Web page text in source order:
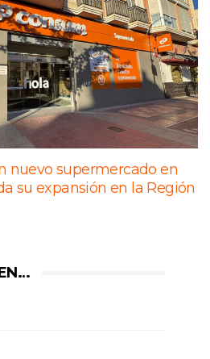
nuevo supermercado en
su expansión en la Región